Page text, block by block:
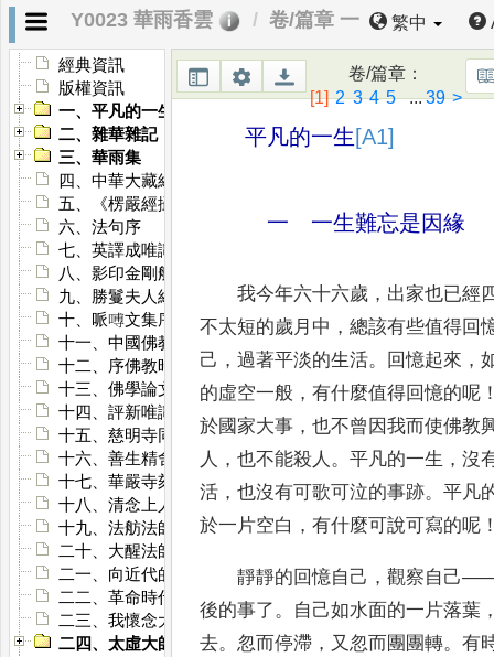
Y0023 華雨香雲 卷/篇章 一 繁中
經典資訊
版權資訊
一、平凡的一生
二、雜華雜記
三、華雨集
四、中華大藏經序
五、《楞嚴經攝論》、《楞嚴經研究》合刊．序
六、法句序
七、英譯成唯識論序
八、影印金剛般若波羅蜜經記
九、勝鬘夫人經講記序——在家的、女性的、青年的佛教
十、哌㗘文集序
十一、中國佛教哲學概論序
十二、序佛教時論集
十三、佛學論文集序
十四、評新唯識論自序
十五、慈明寺同戒錄序
十六、善生精舍序
十七、華嚴寺刻經處募捐啟
十八、清念上人傳
十九、法舫法師行傳
二十、大醒法師略傳
二一、向近代的佛教大師學習
二二、革命時代的太虛大師
二三、我懷念大師
二四、太虛大師菩薩心行的認識
卷/篇章 ：
[1] 2 3 4 5...39 >
平凡的一生 [A1]
一 一生難忘是因緣
我今年六十六歲 ， 出家也已經
不太短的歲月中 ，總該有些值得回
己 ，過著平淡的生活。 回憶起來 ，
的虛空一般 ，有什麼值得回憶的呢
於國家大事 ，也不曾因我而使佛教
人 ，也不能殺人 。平凡的一生 ，沒
活 ，也沒有可歌可泣的事跡。平凡
於一片空白 ，有什麼可說可寫的呢
靜靜的回憶自己 ，觀察自己
後的事了 。 自己如水面的一 片落葉
去。 忽而停滯 ， 又忽而團團轉。有